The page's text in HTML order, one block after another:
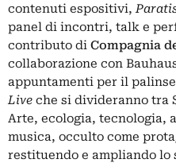
contenuti espositivi,
panel di incontri, talk e
contributo di Compagnia
collaborazione con
appuntamenti per il
Live che si divideranno tra
Arte, ecologia, tecnologia,
musica, occulto come
restituendo e ampliando lo